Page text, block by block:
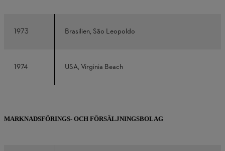
1973 Brasilien, São Leopoldo
1974 USA, Virginia Beach
MARKNADSFÖRINGS- OCH FÖRSÄLJNINGSBOLAG